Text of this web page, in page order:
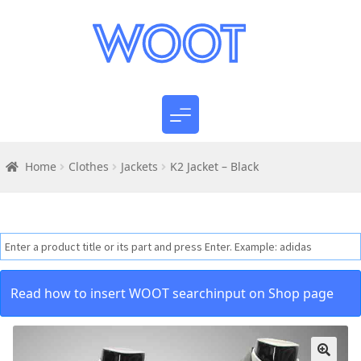
Home Clothes Jackets K2 Jacket – Black
Read how to insert WOOT searchinput on Shop page